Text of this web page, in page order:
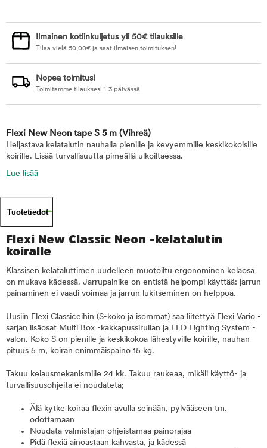
Ilmainen kotiinkuljetus yli 50€ tilauksille
Tilaa vielä 50,00€ ja saat ilmaisen toimituksen!
Nopea toimitus!
Toimitamme tilauksesi 1-3 päivässä.
Flexi New Neon tape S 5 m (Vihreä)
Heijastava kelatalutin nauhalla pienille ja kevyemmille keskikokoisille
koirille. Lisää turvallisuutta pimeällä ulkoiltaessa.
Lue lisää
Tuotetiedot
Flexi New Classic Neon -kelatalutin
koiralle
Klassisen kelataluttimen uudelleen muotoiltu ergonominen kelaosa
on mukava kädessä. Jarrupainike on entistä helpompi käyttää: jarrun
painaminen ei vaadi voimaa ja jarrun lukitseminen on helppoa.
Uusiin Flexi Classiceihin (S-koko ja isommat) saa liitettyä Flexi Vario -
sarjan lisäosat Multi Box -kakkapussirullan ja LED Lighting System -
valon. Koko S on pienille ja keskikokoa lähestyville koirille, nauhan
pituus 5 m, koiran enimmäispaino 15 kg.
Takuu kelausmekanismille 24 kk. Takuu raukeaa, mikäli käyttö- ja
turvallisuusohjeita ei noudateta;
Älä kytke koiraa flexin avulla seinään, pylvääseen tm.
odottamaan
Noudata valmistajan ohjeistamaa painorajaa
Pidä flexiä ainoastaan kahvasta, ja kädessä